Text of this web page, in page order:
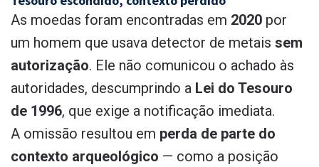
As moedas foram encontradas em 2020 por
um homem que usava detector de metais sem
autorização. Ele não comunicou o achado às
autoridades, descumprindo a Lei do Tesouro
de 1996, que exige a notificação imediata.
A omissão resultou em perda de parte do
contexto arqueológico — como a posição